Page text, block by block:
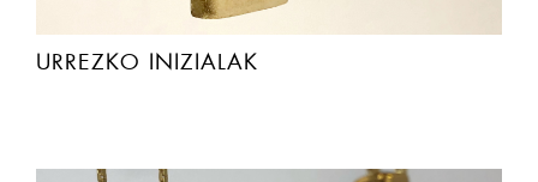
URREZKO INIZIALAK